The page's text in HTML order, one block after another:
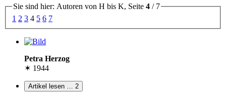
Sie sind hier: Autoren von H bis K, Seite 4 / 7
1 2 3 4 5 6 7
Petra Herzog
✶ 1944
Artikel lesen … 2